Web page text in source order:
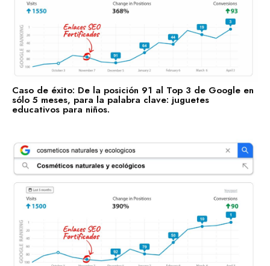
Caso de éxito: De la posición 91 al Top 3 de Google en
sólo 5 meses, para la palabra clave: juguetes
educativos para niños.